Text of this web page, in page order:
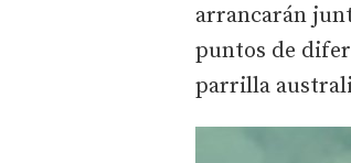
arrancarán
puntos de
parrilla